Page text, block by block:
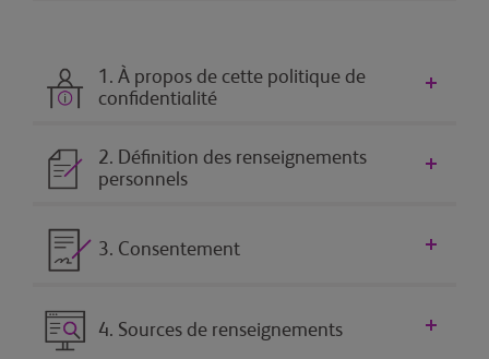
1. À propos de cette politique de
confidentialité
2. Définition des renseignements
personnels
3. Consentement
4. Sources de renseignements